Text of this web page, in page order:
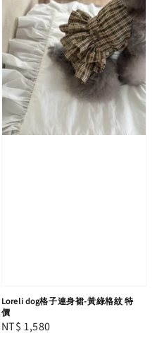
Loreli dog格子連身裙-黃綠格紋 特
價
Regular
NT$ 1,580